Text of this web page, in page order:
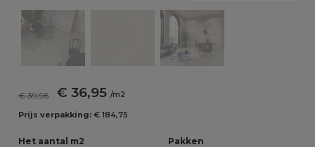
€ 39,95 € 36,95/m2
Prijs verpakking: € 184,75
Het aantal m2 Pakken